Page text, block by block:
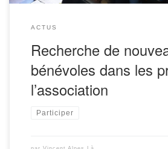
ACTUS
Recherche de
bénévoles dans les
l’association
Participer